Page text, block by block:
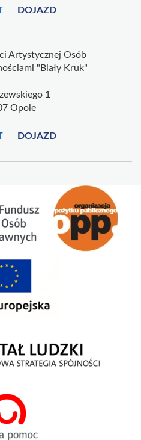
DOJAZD
Artystycznej Osób
"Biały Kruk"
1
Opole
DOJAZD